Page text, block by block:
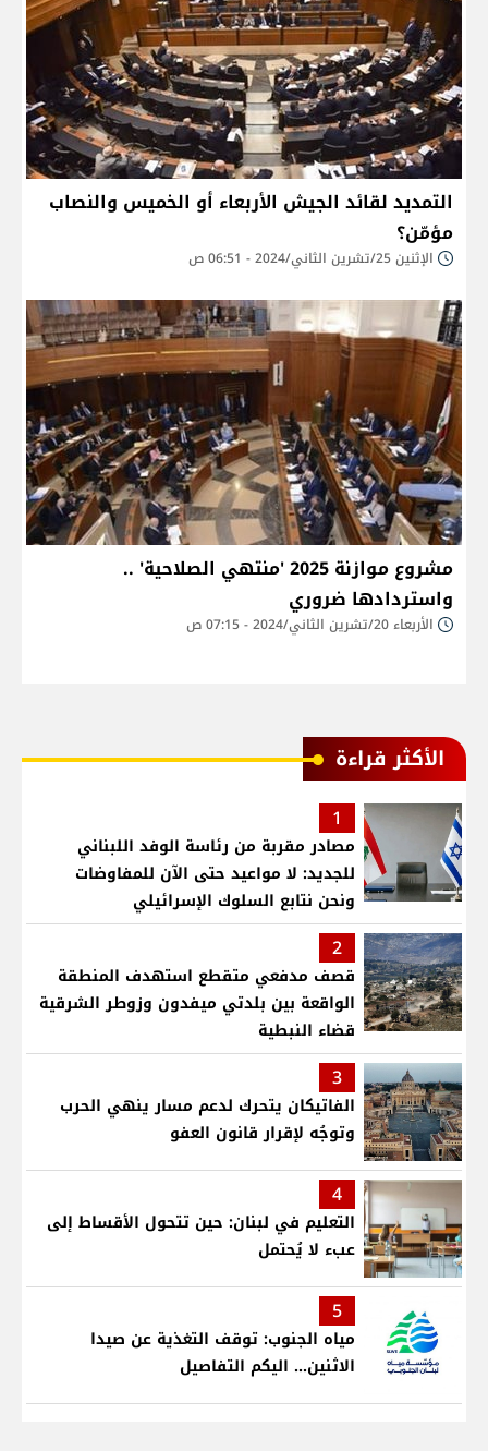
التمديد لقائد الجيش الأربعاء أو الخميس والنصاب
مؤمّن؟
الإثنين 25/تشرين الثاني/2024 - 06:51 ص
مشروع موازنة 2025 'منتهي الصلاحية' ..
واستردادها ضروري
الأربعاء 20/تشرين الثاني/2024 - 07:15 ص
الأكثر قراءة
1
مصادر مقربة من رئاسة الوفد اللبناني
للجديد: لا مواعيد حتى الآن للمفاوضات
ونحن نتابع السلوك الإسرائيلي
2
قصف مدفعي متقطع استهدف المنطقة
الواقعة بين بلدتي ميفدون وزوطر الشرقية
قضاء النبطية
3
الفاتيكان يتحرك لدعم مسار ينهي الحرب
وتوجُه لإقرار قانون العفو
4
التعليم في لبنان: حين تتحول الأقساط إلى
عبء لا يُحتمل
5
مياه الجنوب: توقف التغذية عن صيدا
الاثنين... اليكم التفاصيل